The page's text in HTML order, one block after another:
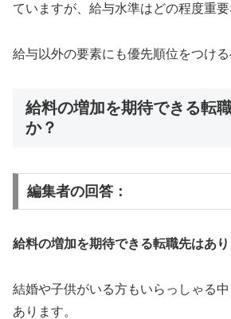
ていますが、給与水準はどの程度重
給与以外の要素にも優先順位をつけ
給料の増加を期待できる転
か？
編集者の回答：
給料の増加を期待できる転職先はあり
結婚や子供がいる方もいらっしゃる
あります。